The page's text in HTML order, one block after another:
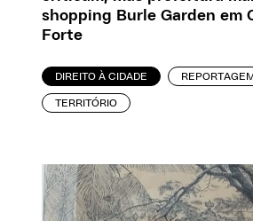
shopping Burle Garden em
Forte
DIREITO À CIDADE
TERRITÓRIO